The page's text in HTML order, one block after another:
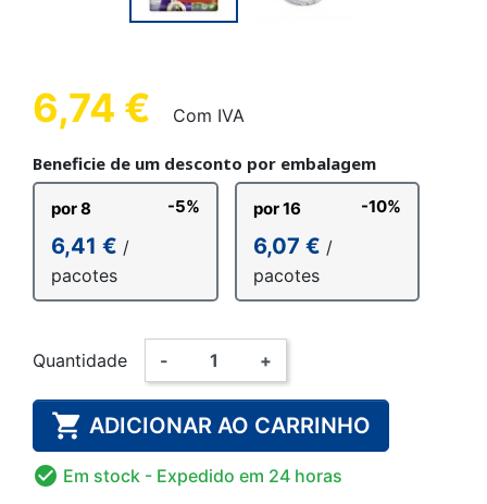
6,74 € Com IVA
Beneficie de um desconto por embalagem
por 8 -5%
6,41 € /
pacotes
por 16 -10%
6,07 € /
pacotes
Quantidade - +
 ADICIONAR AO CARRINHO
 Em stock - Expedido em 24 horas